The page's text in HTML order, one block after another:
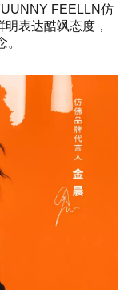
FEELLN仿
表达酷飒态度，